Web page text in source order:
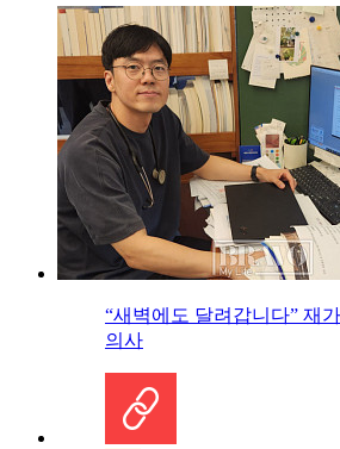
“새벽에도 달려갑니다” 재
의사